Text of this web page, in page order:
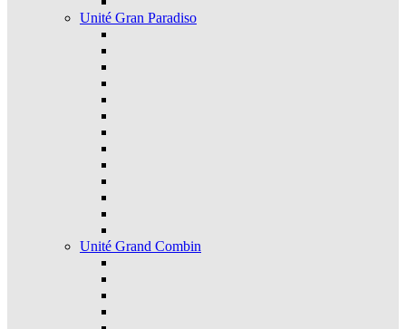
Unité Gran Paradiso
Unité Grand Combin